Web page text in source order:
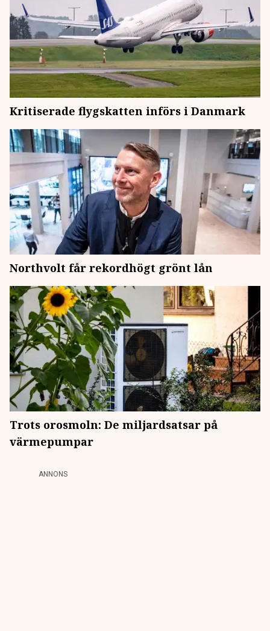
Kritiserade flygskatten införs i Danmark
Northvolt får rekordhögt grönt lån
Trots orosmoln: De miljardsatsar på
värmepumpar
ANNONS